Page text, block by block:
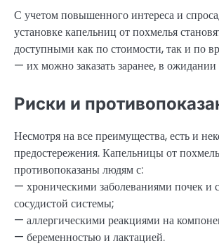
С учетом повышенного интереса и
установке капельниц от похмелья
доступными как по стоимости, так и по
— их можно заказать заранее, в
Риски и
Несмотря на все преимущества, есть и
предостережения. Капельницы от
противопоказаны людям с:
— хроническими заболеваниями почек и
сосудистой системы;
— аллергическими реакциями на
— беременностью и лактацией.